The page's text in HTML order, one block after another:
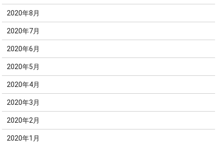
2020年8月
2020年7月
2020年6月
2020年5月
2020年4月
2020年3月
2020年2月
2020年1月